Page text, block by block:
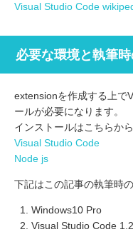
Visual Studio Code
必要な環境と執筆
extensionを作成する上で
ールが必要になります。
インストールはこちらから
Visual Studio Code
Node js
下記はこの記事の執筆時
Windows10 Pro
Visual Studio Code